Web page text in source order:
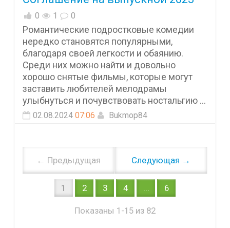
0 1 0
Романтические подростковые комедии
нередко становятся популярными,
благодаря своей легкости и обаянию.
Среди них можно найти и довольно
хорошо снятые фильмы, которые могут
заставить любителей мелодрамы
улыбнуться и почувствовать ностальгию ...
02.08.2024 07:06 Bukmop84
← Предыдущая Следующая →
1 2 3 4 ... 6
Показаны 1-15 из 82